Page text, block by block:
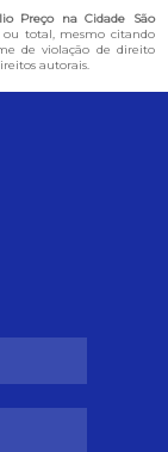
Preço na Cidade São
ou total, mesmo citando
de violação de direito
autorais.